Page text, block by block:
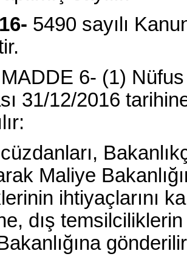
5490 sayılı
6- (1)
31/12/2016
Maliye
ihtiyaçlarını
dış